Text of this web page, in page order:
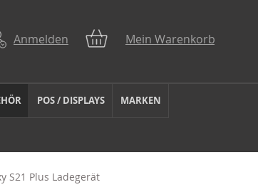
Anmelden Mein Warenkorb
POS / DISPLAYS MARKEN
S21 Plus Ladegerät